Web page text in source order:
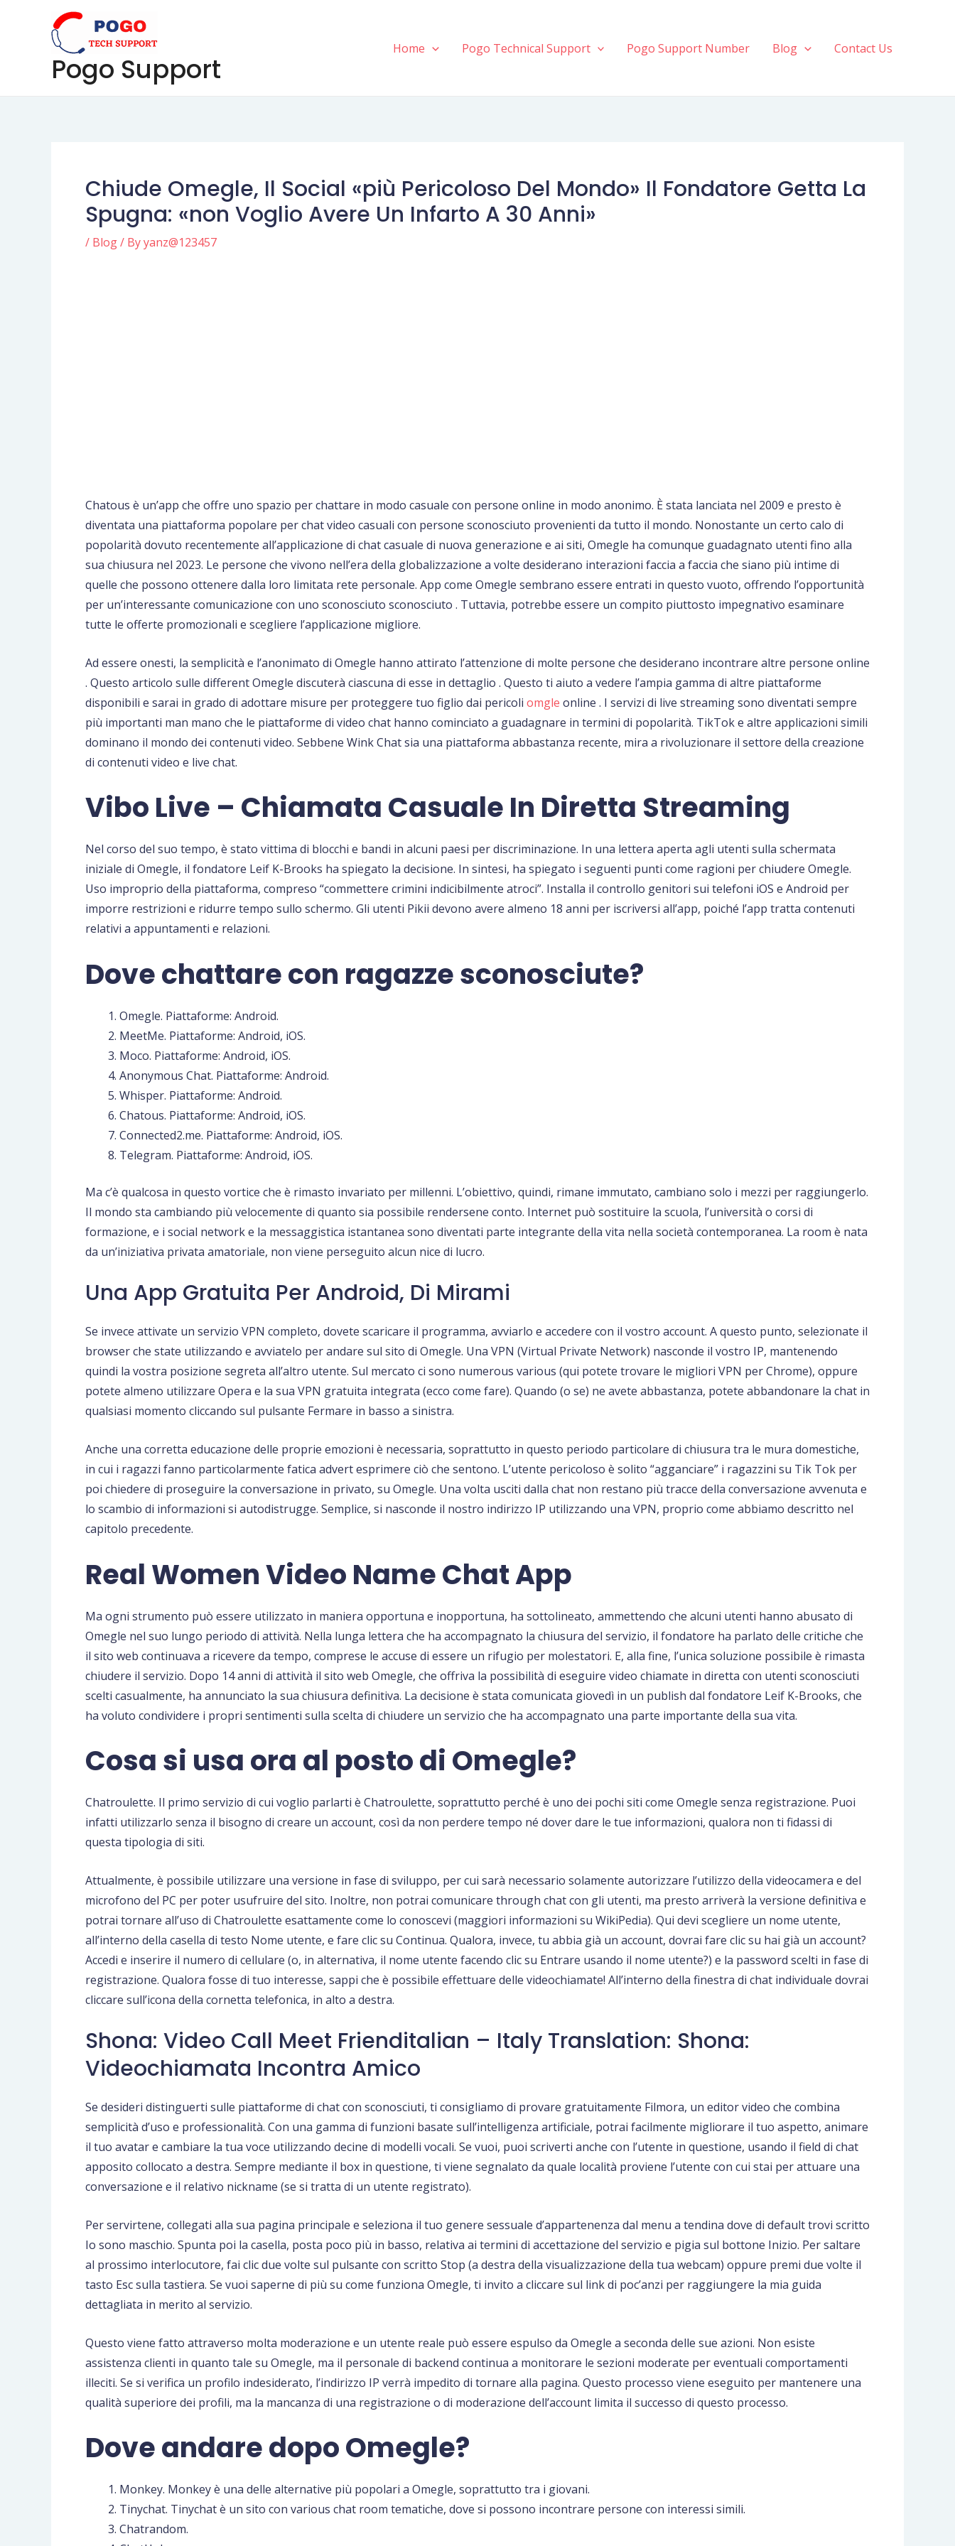
Pogo Support
Home Pogo Technical Support Pogo Support Number Blog Contact Us
Chiude Omegle, Il Social «più Pericoloso Del Mondo» Il Fondatore Getta La
Spugna: «non Voglio Avere Un Infarto A 30 Anni»
/ Blog/ Byyanz@123457
Chatous è un’app che offre uno spazio per chattare in modo casuale con persone online in modo anonimo. È stata lanciata nel 2009 e presto è
diventata una piattaforma popolare per chat video casuali con persone sconosciuto provenienti da tutto il mondo. Nonostante un certo calo di
popolarità dovuto recentemente all’applicazione di chat casuale di nuova generazione e ai siti, Omegle ha comunque guadagnato utenti fino alla
sua chiusura nel 2023. Le persone che vivono nell’era della globalizzazione a volte desiderano interazioni faccia a faccia che siano più intime di
quelle che possono ottenere dalla loro limitata rete personale. App come Omegle sembrano essere entrati in questo vuoto, offrendo l’opportunità
per un’interessante comunicazione con uno sconosciuto sconosciuto . Tuttavia, potrebbe essere un compito piuttosto impegnativo esaminare
tutte le offerte promozionali e scegliere l’applicazione migliore.
Ad essere onesti, la semplicità e l’anonimato di Omegle hanno attirato l’attenzione di molte persone che desiderano incontrare altre persone online
. Questo articolo sulle different Omegle discuterà ciascuna di esse in dettaglio . Questo ti aiuto a vedere l’ampia gamma di altre piattaforme
disponibili e sarai in grado di adottare misure per proteggere tuo figlio dai pericoli omgle online . I servizi di live streaming sono diventati sempre
più importanti man mano che le piattaforme di video chat hanno cominciato a guadagnare in termini di popolarità. TikTok e altre applicazioni simili
dominano il mondo dei contenuti video. Sebbene Wink Chat sia una piattaforma abbastanza recente, mira a rivoluzionare il settore della creazione
di contenuti video e live chat.
Vibo Live – Chiamata Casuale In Diretta Streaming
Nel corso del suo tempo, è stato vittima di blocchi e bandi in alcuni paesi per discriminazione. In una lettera aperta agli utenti sulla schermata
iniziale di Omegle, il fondatore Leif K-Brooks ha spiegato la decisione. In sintesi, ha spiegato i seguenti punti come ragioni per chiudere Omegle.
Uso improprio della piattaforma, compreso “commettere crimini indicibilmente atroci”. Installa il controllo genitori sui telefoni iOS e Android per
imporre restrizioni e ridurre tempo sullo schermo. Gli utenti Pikii devono avere almeno 18 anni per iscriversi all’app, poiché l’app tratta contenuti
relativi a appuntamenti e relazioni.
Dove chattare con ragazze sconosciute?
Omegle. Piattaforme: Android.
MeetMe. Piattaforme: Android, iOS.
Moco. Piattaforme: Android, iOS.
Anonymous Chat. Piattaforme: Android.
Whisper. Piattaforme: Android.
Chatous. Piattaforme: Android, iOS.
Connected2.me. Piattaforme: Android, iOS.
Telegram. Piattaforme: Android, iOS.
Ma c’è qualcosa in questo vortice che è rimasto invariato per millenni. L’obiettivo, quindi, rimane immutato, cambiano solo i mezzi per raggiungerlo.
Il mondo sta cambiando più velocemente di quanto sia possibile rendersene conto. Internet può sostituire la scuola, l’università o corsi di
formazione, e i social network e la messaggistica istantanea sono diventati parte integrante della vita nella società contemporanea. La room è nata
da un’iniziativa privata amatoriale, non viene perseguito alcun nice di lucro.
Una App Gratuita Per Android, Di Mirami
Se invece attivate un servizio VPN completo, dovete scaricare il programma, avviarlo e accedere con il vostro account. A questo punto, selezionate il
browser che state utilizzando e avviatelo per andare sul sito di Omegle. Una VPN (Virtual Private Network) nasconde il vostro IP, mantenendo
quindi la vostra posizione segreta all’altro utente. Sul mercato ci sono numerous various (qui potete trovare le migliori VPN per Chrome), oppure
potete almeno utilizzare Opera e la sua VPN gratuita integrata (ecco come fare). Quando (o se) ne avete abbastanza, potete abbandonare la chat in
qualsiasi momento cliccando sul pulsante Fermare in basso a sinistra.
Anche una corretta educazione delle proprie emozioni è necessaria, soprattutto in questo periodo particolare di chiusura tra le mura domestiche,
in cui i ragazzi fanno particolarmente fatica advert esprimere ciò che sentono. L’utente pericoloso è solito “agganciare” i ragazzini su Tik Tok per
poi chiedere di proseguire la conversazione in privato, su Omegle. Una volta usciti dalla chat non restano più tracce della conversazione avvenuta e
lo scambio di informazioni si autodistrugge. Semplice, si nasconde il nostro indirizzo IP utilizzando una VPN, proprio come abbiamo descritto nel
capitolo precedente.
Real Women Video Name Chat App
Ma ogni strumento può essere utilizzato in maniera opportuna e inopportuna, ha sottolineato, ammettendo che alcuni utenti hanno abusato di
Omegle nel suo lungo periodo di attività. Nella lunga lettera che ha accompagnato la chiusura del servizio, il fondatore ha parlato delle critiche che
il sito web continuava a ricevere da tempo, comprese le accuse di essere un rifugio per molestatori. E, alla fine, l’unica soluzione possibile è rimasta
chiudere il servizio. Dopo 14 anni di attività il sito web Omegle, che offriva la possibilità di eseguire video chiamate in diretta con utenti sconosciuti
scelti casualmente, ha annunciato la sua chiusura definitiva. La decisione è stata comunicata giovedì in un publish dal fondatore Leif K-Brooks, che
ha voluto condividere i propri sentimenti sulla scelta di chiudere un servizio che ha accompagnato una parte importante della sua vita.
Cosa si usa ora al posto di Omegle?
Chatroulette. Il primo servizio di cui voglio parlarti è Chatroulette, soprattutto perché è uno dei pochi siti come Omegle senza registrazione. Puoi
infatti utilizzarlo senza il bisogno di creare un account, così da non perdere tempo né dover dare le tue informazioni, qualora non ti fidassi di
questa tipologia di siti.
Attualmente, è possibile utilizzare una versione in fase di sviluppo, per cui sarà necessario solamente autorizzare l’utilizzo della videocamera e del
microfono del PC per poter usufruire del sito. Inoltre, non potrai comunicare through chat con gli utenti, ma presto arriverà la versione definitiva e
potrai tornare all’uso di Chatroulette esattamente come lo conoscevi (maggiori informazioni su WikiPedia). Qui devi scegliere un nome utente,
all’interno della casella di testo Nome utente, e fare clic su Continua. Qualora, invece, tu abbia già un account, dovrai fare clic su hai già un account?
Accedi e inserire il numero di cellulare (o, in alternativa, il nome utente facendo clic su Entrare usando il nome utente?) e la password scelti in fase di
registrazione. Qualora fosse di tuo interesse, sappi che è possibile effettuare delle videochiamate! All’interno della finestra di chat individuale dovrai
cliccare sull’icona della cornetta telefonica, in alto a destra.
Shona: Video Call Meet Frienditalian – Italy Translation: Shona:
Videochiamata Incontra Amico
Se desideri distinguerti sulle piattaforme di chat con sconosciuti, ti consigliamo di provare gratuitamente Filmora, un editor video che combina
semplicità d’uso e professionalità. Con una gamma di funzioni basate sull’intelligenza artificiale, potrai facilmente migliorare il tuo aspetto, animare
il tuo avatar e cambiare la tua voce utilizzando decine di modelli vocali. Se vuoi, puoi scriverti anche con l’utente in questione, usando il field di chat
apposito collocato a destra. Sempre mediante il box in questione, ti viene segnalato da quale località proviene l’utente con cui stai per attuare una
conversazione e il relativo nickname (se si tratta di un utente registrato).
Per servirtene, collegati alla sua pagina principale e seleziona il tuo genere sessuale d’appartenenza dal menu a tendina dove di default trovi scritto
Io sono maschio. Spunta poi la casella, posta poco più in basso, relativa ai termini di accettazione del servizio e pigia sul bottone Inizio. Per saltare
al prossimo interlocutore, fai clic due volte sul pulsante con scritto Stop (a destra della visualizzazione della tua webcam) oppure premi due volte il
tasto Esc sulla tastiera. Se vuoi saperne di più su come funziona Omegle, ti invito a cliccare sul link di poc’anzi per raggiungere la mia guida
dettagliata in merito al servizio.
Questo viene fatto attraverso molta moderazione e un utente reale può essere espulso da Omegle a seconda delle sue azioni. Non esiste
assistenza clienti in quanto tale su Omegle, ma il personale di backend continua a monitorare le sezioni moderate per eventuali comportamenti
illeciti. Se si verifica un profilo indesiderato, l’indirizzo IP verrà impedito di tornare alla pagina. Questo processo viene eseguito per mantenere una
qualità superiore dei profili, ma la mancanza di una registrazione o di moderazione dell’account limita il successo di questo processo.
Dove andare dopo Omegle?
Monkey. Monkey è una delle alternative più popolari a Omegle, soprattutto tra i giovani.
Tinychat. Tinychat è un sito con various chat room tematiche, dove si possono incontrare persone con interessi simili.
Chatrandom.
Post
navigation